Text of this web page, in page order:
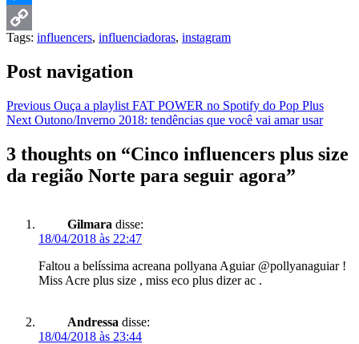
Messenger
Copy
Link
Tags: influencers, influenciadoras, instagram
Post navigation
Previous Ouça a playlist FAT POWER no Spotify do Pop Plus
Next Outono/Inverno 2018: tendências que você vai amar usar
3 thoughts on “Cinco influencers plus size
da região Norte para seguir agora”
Gilmara disse:
18/04/2018 às 22:47
Faltou a belíssima acreana pollyana Aguiar @pollyanaguiar !
Miss Acre plus size , miss eco plus dizer ac .
Andressa disse:
18/04/2018 às 23:44